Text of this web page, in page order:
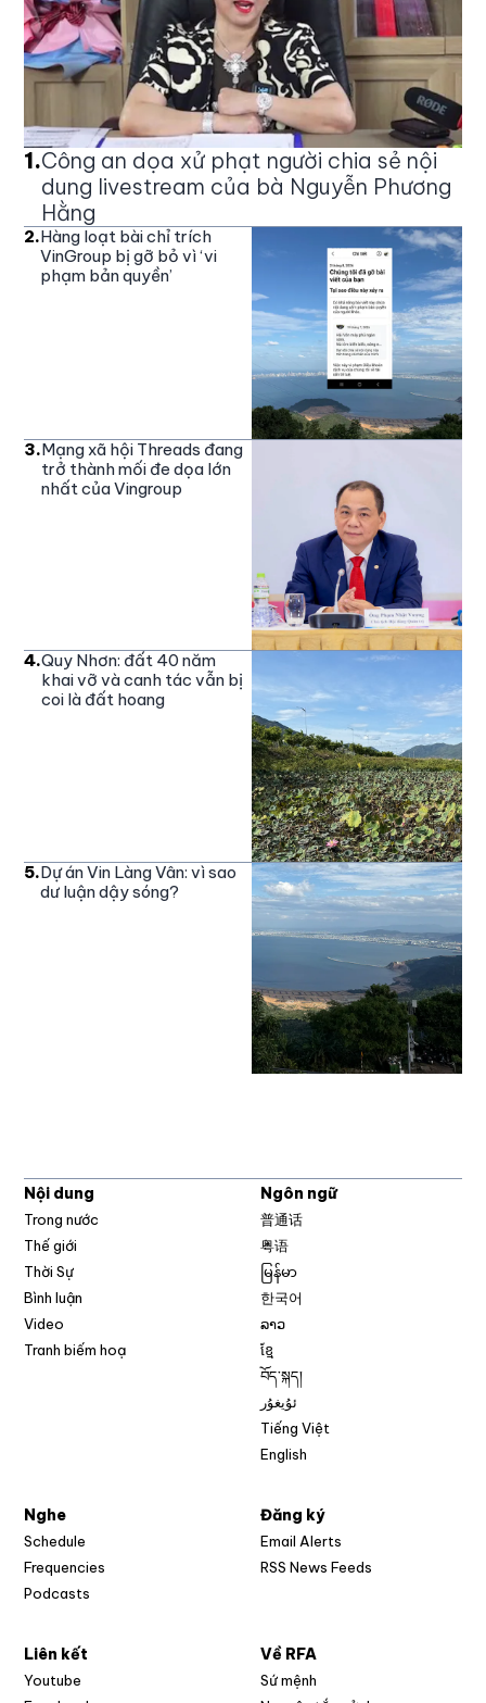
1.Công an dọa xử phạt người chia sẻ nội
dung livestream của bà Nguyễn Phương
Hằng
2.Hàng loạt bài chỉ trích
VinGroup bị gỡ bỏ vì ‘vi
phạm bản quyền’
3.Mạng xã hội Threads đang
trở thành mối đe dọa lớn
nhất của Vingroup
4.Quy Nhơn: đất 40 năm
khai vỡ và canh tác vẫn bị
coi là đất hoang
5.Dự án Vin Làng Vân: vì sao
dư luận dậy sóng?
Nội dung
Trong nước
Thế giới
Thời Sự
Bình luận
Video
Tranh biếm hoạ
Ngôn ngữ
普通话
粤语
မြန်မာ
한국어
ລາວ
ខ្មែ
བོད་སྐད།
ئۇيغۇر
Tiếng Việt
English
Nghe
Schedule
Frequencies
Podcasts
Đăng ký
Email Alerts
RSS News Feeds
Liên kết
Youtube
Về RFA
Sứ mệnh